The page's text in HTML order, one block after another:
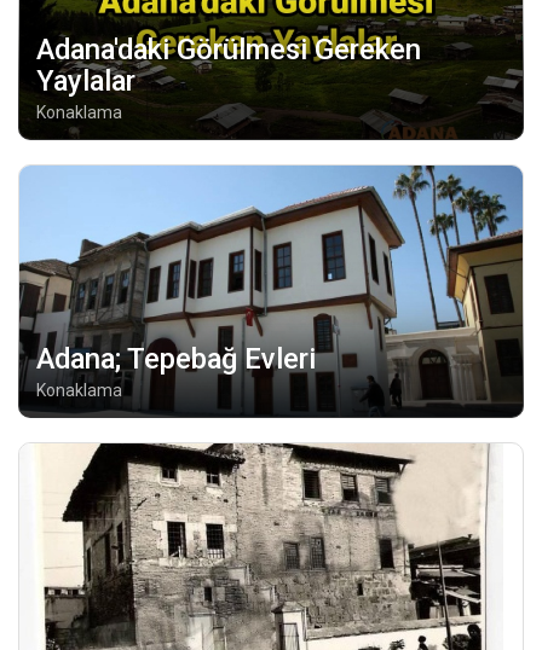
Adana'daki Görülmesi Gereken
Yaylalar
Konaklama
Adana; Tepebağ Evleri
Konaklama